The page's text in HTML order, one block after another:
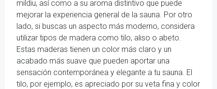
mildiu, así como a su aroma distintivo que puede
mejorar la experiencia general de la sauna. Por otro
lado, si buscas un aspecto más moderno, considera
utilizar tipos de madera como tilo, aliso o abeto.
Estas maderas tienen un color más claro y un
acabado más suave que pueden aportar una
sensación contemporánea y elegante a tu sauna. El
tilo, por ejemplo, es apreciado por su veta fina y color